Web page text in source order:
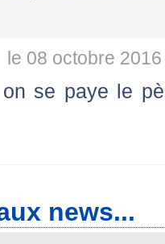
le 08 octobre
se paye le
news...